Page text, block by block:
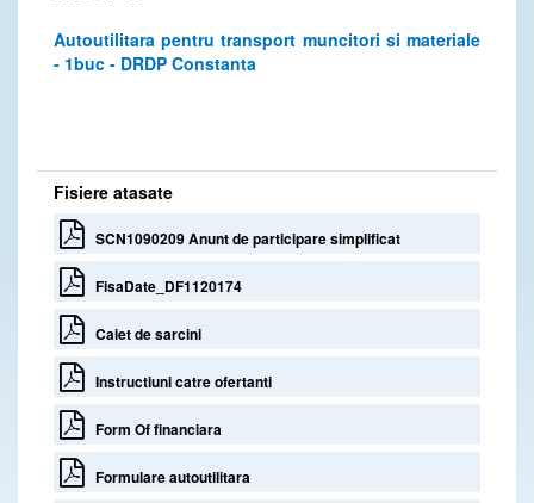
Autoutilitara pentru transport muncitori si materiale
- 1buc - DRDP Constanta
Fisiere atasate
SCN1090209 Anunt de participare simplificat
FisaDate_DF1120174
Caiet de sarcini
Instructiuni catre ofertanti
Form Of financiara
Formulare autoutilitara